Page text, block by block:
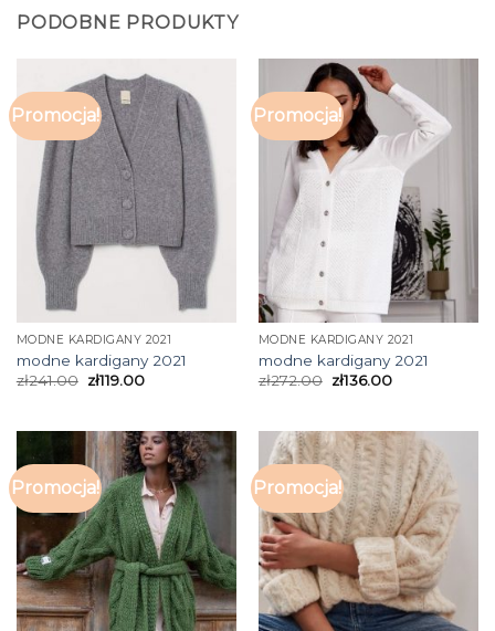
PODOBNE PRODUKTY
Promocja!
MODNE KARDIGANY 2021
modne kardigany 2021
zł241.00 zł119.00
Promocja!
MODNE KARDIGANY 2021
modne kardigany 2021
zł272.00 zł136.00
Promocja! Promocja!